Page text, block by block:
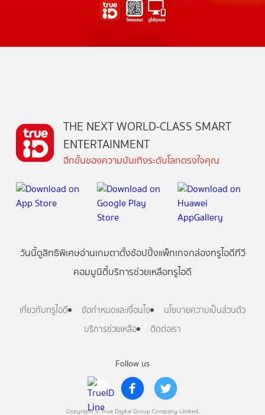
Follow us
Copyright © True Digital Group Company Limited.
THE NEXT WORLD-CLASS SMART
ENTERTAINMENT
อีกขั้นของความบันเทิงระดับโลกตรงใจคุณ
วันนี้ดูสิทธิพิเศษอ่านเกมตาตั้งช้อปปิ้งแพ็กเกจกล่องทรูไอดีทีวี
คอมมูนิตี้บริการช่วยเหลือทรูไอดี
เกี่ยวกับทรูไอดี ข้อกำหนดและเงื่อนไข
นโยบายความเป็นส่วนตัว
บริการช่วยเหลือ
ติดต่อเรา